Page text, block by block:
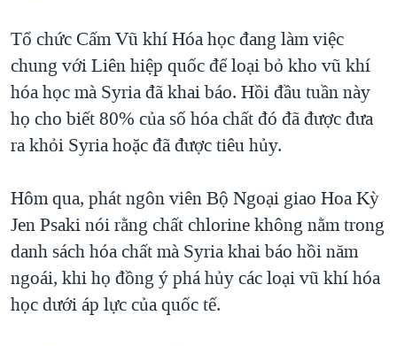
Tổ chức Cấm Vũ khí Hóa học đang làm việc
chung với Liên hiệp quốc để loại bỏ kho vũ khí
hóa học mà Syria đã khai báo. Hồi đầu tuần này
họ cho biết 80% của số hóa chất đó đã được đưa
ra khỏi Syria hoặc đã được tiêu hủy.
Hôm qua, phát ngôn viên Bộ Ngoại giao Hoa Kỳ
Jen Psaki nói rằng chất chlorine không nằm trong
danh sách hóa chất mà Syria khai báo hồi năm
ngoái, khi họ đồng ý phá hủy các loại vũ khí hóa
học dưới áp lực của quốc tế.